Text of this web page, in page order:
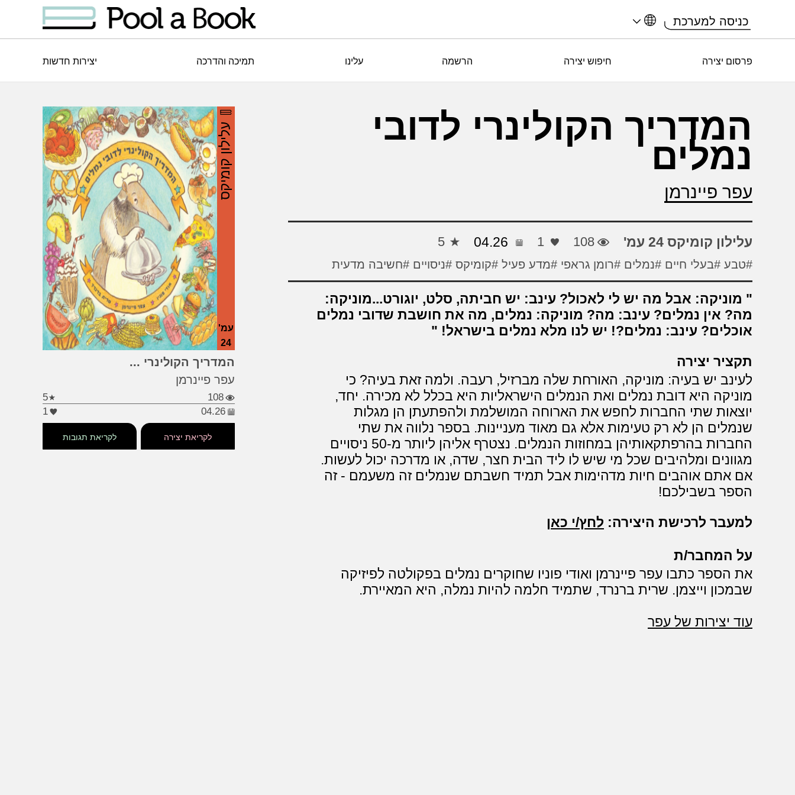
כניסה למערכת
פרסום יצירה חיפוש יצירה הרשמה עלינו תמיכה והדרכה יצירות חדשות
המדריך הקולינרי לדובי
נמלים
עפר פיינרמן
עלילון קומיקס 24 עמ' 108
1
04.26
5
#טבע #בעלי חיים #נמלים #רומן גראפי #מדע פעיל #קומיקס #ניסויים #חשיבה מדעית
מוניקה: אבל מה יש לי לאכול? עינב: יש חביתה, סלט, יוגורט...מוניקה:
מה? אין נמלים? עינב: מה? מוניקה: נמלים, מה את חושבת שדובי נמלים
אוכלים? עינב: נמלים?! יש לנו מלא נמלים בישראל!
תקציר יצירה
לעינב יש בעיה: מוניקה, האורחת שלה מברזיל, רעבה. ולמה זאת בעיה? כי
מוניקה היא דובת נמלים ואת הנמלים הישראליות היא בכלל לא מכירה. יחד,
יוצאות שתי החברות לחפש את הארוחה המושלמת ולהפתעתן הן מגלות
שנמלים הן לא רק טעימות אלא גם מאוד מעניינות. בספר נלווה את שתי
החברות בהרפתקאותיהן במחוזות הנמלים. נצטרף אליהן ליותר מ-50 ניסויים
מגוונים ומלהיבים שכל מי שיש לו ליד הבית חצר, שדה, או מדרכה יכול לעשות.
אם אתם אוהבים חיות מדהימות אבל תמיד חשבתם שנמלים זה משעמם - זה
הספר בשבילכם!
למעבר לרכישת היצירה: לחץ/י כאן
על המחבר/ת
את הספר כתבו עפר פיינרמן ואודי פוניו שחוקרים נמלים בפקולטה לפיזיקה
שבמכון וייצמן. שרית ברנרד, שתמיד חלמה להיות נמלה, היא המאיירת.
עוד יצירות של עפר
עלילון קומיקס
עמ'
24
#טבע#בעלי חיים
המדריך הקולינרי ...
עפר פיינרמן
108
5
04.26
1
לקריאת תגובות לקריאת יצירה